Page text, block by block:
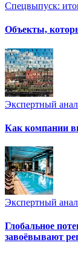
Спецвыпуск:
Объекты,
Экспертный
Как компании
Экспертный
Глобальное
завоёвывают